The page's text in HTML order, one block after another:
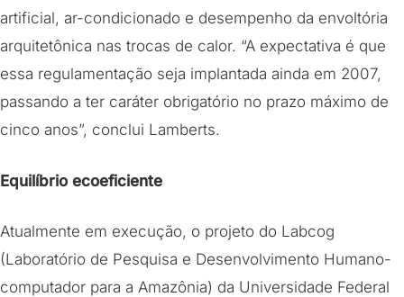
artificial, ar-condicionado e desempenho da envoltória
arquitetônica nas trocas de calor. “A expectativa é que
essa regulamentação seja implantada ainda em 2007,
passando a ter caráter obrigatório no prazo máximo de
cinco anos”, conclui Lamberts.
Equilíbrio ecoeficiente
Atualmente em execução, o projeto do Labcog
(Laboratório de Pesquisa e Desenvolvimento Humano-
computador para a Amazônia) da Universidade Federal